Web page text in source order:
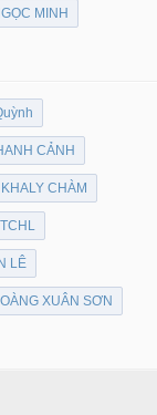
MINH
CẢNH
KHALY CHÀM
TCHL
LÊ
XUÂN SƠN